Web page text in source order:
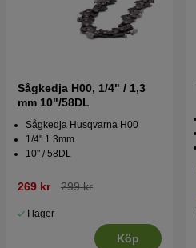
Sågkedja H00, 1/4" / 1,3
mm 10"/58DL
Sågkedja Husqvarna H00
1/4" 1.3mm
10" / 58DL
269 kr 299 kr
I lager
Köp